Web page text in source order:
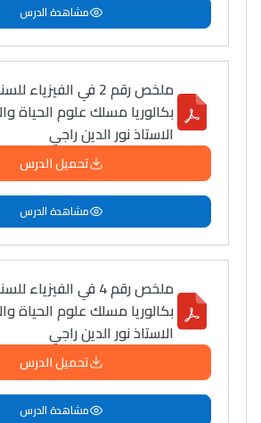
مشاهدة الدرس
ملخص رقم 2 في الفيزياء
بكالوريا مسلك علوم الحياة
الاستاذ نور الدين راجي
تحميل الدرس
مشاهدة الدرس
ملخص رقم 4 في الفيزياء
بكالوريا مسلك علوم الحياة
الاستاذ نور الدين راجي
تحميل الدرس
مشاهدة الدرس